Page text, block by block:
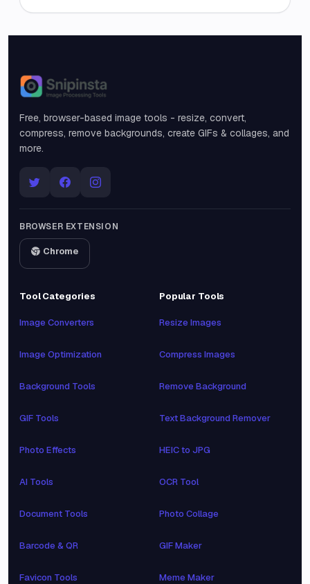
Snipinsta
Free, browser-based image tools - resize, convert,
compress, remove backgrounds, create GIFs & collages, and
more.
BROWSER EXTENSION
Chrome
Tool Categories
Image Converters
Image Optimization
Background Tools
GIF Tools
Photo Effects
AI Tools
Document Tools
Barcode & QR
Favicon Tools
Popular Tools
Resize Images
Compress Images
Remove Background
Text Background Remover
HEIC to JPG
OCR Tool
Photo Collage
GIF Maker
Meme Maker